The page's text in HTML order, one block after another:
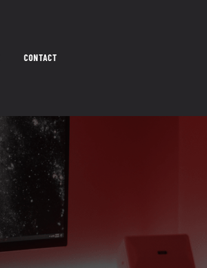
CONTACT